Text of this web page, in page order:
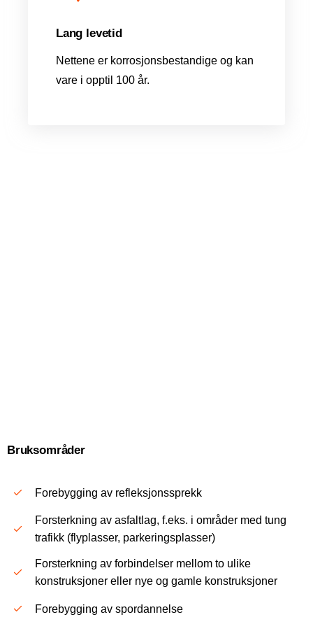
Lang levetid
Nettene er korrosjonsbestandige og kan
vare i opptil 100 år.
Bruksområder
Forebygging av refleksjonssprekk
Forsterkning av asfaltlag, f.eks. i områder med tung
trafikk (flyplasser, parkeringsplasser)
Forsterkning av forbindelser mellom to ulike
konstruksjoner eller nye og gamle konstruksjoner
Forebygging av spordannelse